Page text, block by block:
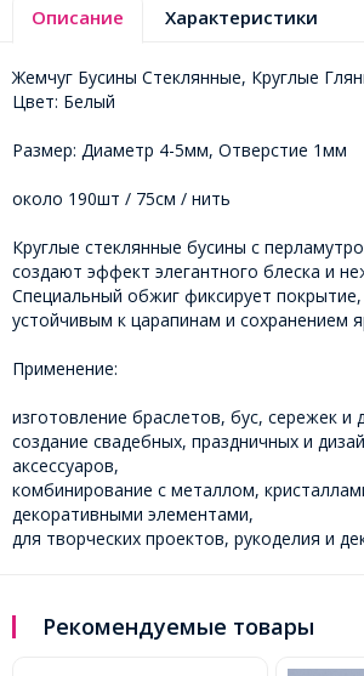
Описание Характеристики
Жемчуг Бусины Стеклянные, Круглые
Цвет: Белый
Размер: Диаметр 4-5мм, Отверстие 1мм
около 190шт / 75см / нить
Круглые стеклянные бусины с
создают эффект элегантного блеска и
Специальный обжиг фиксирует покрытие,
устойчивым к царапинам и сохранением
Применение:
изготовление браслетов, бус, сережек и
создание свадебных, праздничных и
аксессуаров,
комбинирование с металлом,
декоративными элементами,
для творческих проектов, рукоделия и
Рекомендуемые товары